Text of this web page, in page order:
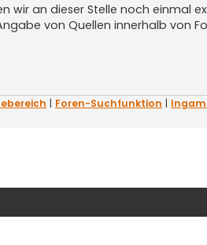
wir an dieser Stelle noch einmal
von Quellen innerhalb von
| Foren-Suchfunktion |